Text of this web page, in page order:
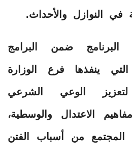
في النوازل والأحداث.
البرنامج ضمن البرامج
التي ينفذها فرع الوزارة
الوعي الشرعي
الاعتدال والوسطية،
المجتمع من أسباب الفتن